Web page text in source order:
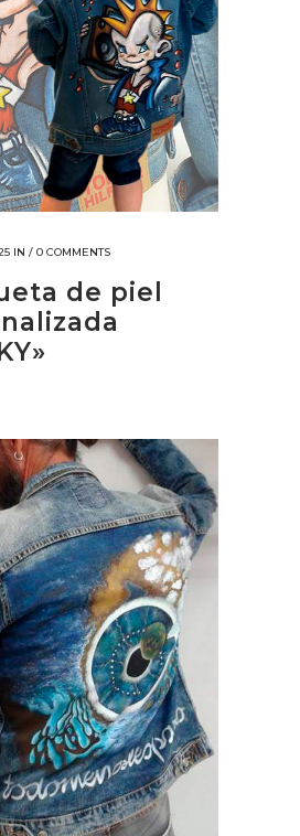
IN / 0 COMMENTS
de piel